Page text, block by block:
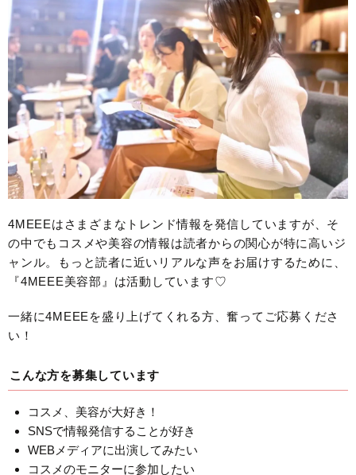
4MEEEはさまざまなトレンド情報を発信していますが、そ
の中でもコスメや美容の情報は読者からの関心が特に高いジ
ャンル。もっと読者に近いリアルな声をお届けするために、
『4MEEE美容部』は活動しています♡
一緒に4MEEEを盛り上げてくれる方、奮ってご応募くださ
い！
こんな方を募集しています
コスメ、美容が大好き！
SNSで情報発信することが好き
WEBメディアに出演してみたい
コスメのモニターに参加したい